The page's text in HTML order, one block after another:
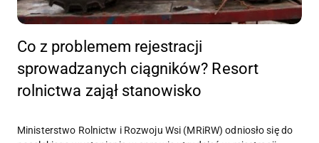
Co z problemem rejestracji
sprowadzanych ciągników? Resort
rolnictwa zajął stanowisko
Ministerstwo Rolnictw i Rozwoju Wsi (MRiRW) odniosło się do